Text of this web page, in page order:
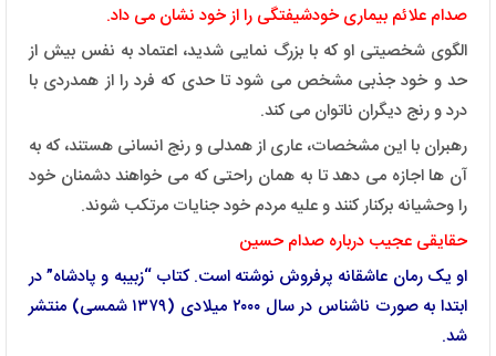
صدام علائم بیماری خودشیفتگی را از خود نشان می داد.
الگوی شخصیتی او که با بزرگ نمایی شدید، اعتماد به نفس بیش از
حد و خود جذبی مشخص می شود تا حدی که فرد را از همدردی با
درد و رنج دیگران ناتوان می کند.
رهبران با این مشخصات، عاری از همدلی و رنج انسانی هستند، که به
آن ها اجازه می ‌دهد تا به همان راحتی که می‌ خواهند دشمنان خود
را وحشیانه برکنار کنند و علیه مردم خود جنایات مرتکب شوند.
حقایقی عجیب درباره صدام حسین
او یک رمان عاشقانه پرفروش نوشته است. کتاب “زبیبه و پادشاه” در
ابتدا به صورت ناشناس در سال ۲۰۰۰ میلادی (۱۳۷۹ شمسی) منتشر
شد.